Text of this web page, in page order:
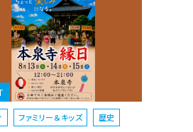
ファミリー＆キッズ 歴史